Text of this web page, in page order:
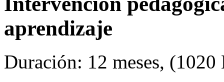
aprendizaje
Duración: 12 meses,